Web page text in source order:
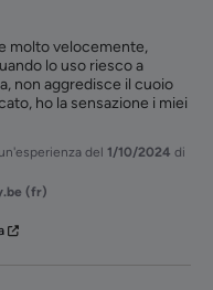
molto velocemente,
lo uso riesco a
non aggredisce il cuoio
ho la sensazione i miei
del 1/10/2024 di
(fr)